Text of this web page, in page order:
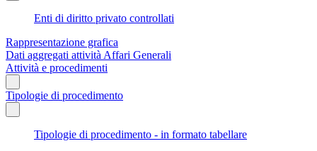
Enti di diritto privato controllati
Rappresentazione grafica
Dati aggregati attività Affari Generali
Attività e procedimenti
Tipologie di procedimento
Tipologie di procedimento - in formato tabellare